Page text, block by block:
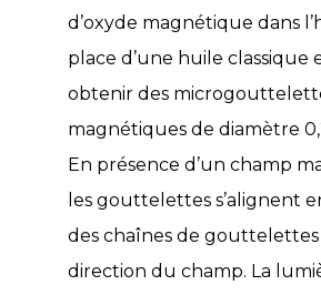
d’oxyde magnétique dans
place d’une huile classique
obtenir des
magnétiques de diamètre
En présence d’un champ
les gouttelettes s’alignent
des chaînes de gouttelettes
direction du champ. La